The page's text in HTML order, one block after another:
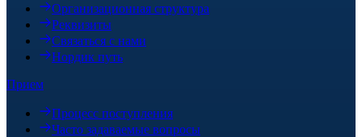
Организационная структура
Реквизиты
Связаться с нами
Нордик путь
Прием
Процесс поступления
Часто задаваемые вопросы